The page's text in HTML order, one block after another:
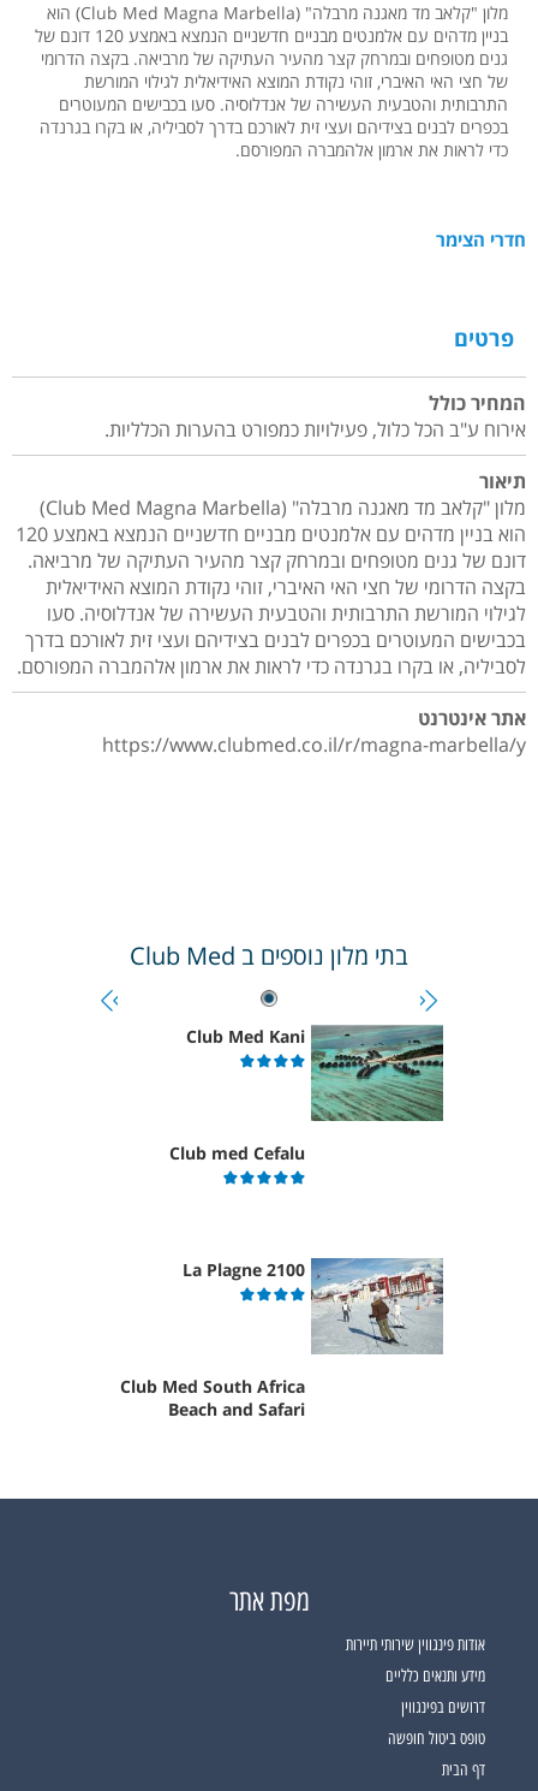
מלון "קלאב מד מאגנה מרבלה" (Club Med Magna Marbella) הוא
בניין מדהים עם אלמנטים מבניים חדשניים הנמצא באמצע 120 דונם של
גנים מטופחים ובמרחק קצר מהעיר העתיקה של מרביאה. בקצה הדרומי
של חצי האי האיברי, זוהי נקודת המוצא האידיאלית לגילוי המורשת
התרבותית והטבעית העשירה של אנדלוסיה. סעו בכבישים המעוטרים
בכפרים לבנים בצידיהם ועצי זית לאורכם בדרך לסביליה, או בקרו בגרנדה
כדי לראות את ארמון אלהמברה המפורסם.
חדרי הצימר
פרטים
המחיר כולל
אירוח ע"ב הכל כלול, פעילויות כמפורט בהערות הכלליות.
תיאור
מלון "קלאב מד מאגנה מרבלה" (Club Med Magna Marbella)
הוא בניין מדהים עם אלמנטים מבניים חדשניים הנמצא באמצע 120
דונם של גנים מטופחים ובמרחק קצר מהעיר העתיקה של מרביאה.
בקצה הדרומי של חצי האי האיברי, זוהי נקודת המוצא האידיאלית
לגילוי המורשת התרבותית והטבעית העשירה של אנדלוסיה. סעו
בכבישים המעוטרים בכפרים לבנים בצידיהם ועצי זית לאורכם בדרך
לסביליה, או בקרו בגרנדה כדי לראות את ארמון אלהמברה המפורסם.
אתר אינטרנט
https://www.clubmed.co.il/r/magna-marbella/y
בתי מלון נוספים ב Club Med
Club Med Kani
Club med Cefalu
La Plagne 2100
Club Med South Africa
Beach and Safari
מפת אתר
אודות פינגווין שירותי תיירות
מידע ותנאים כלליים
דרושים בפינגווין
טופס ביטול חופשה
דף הבית